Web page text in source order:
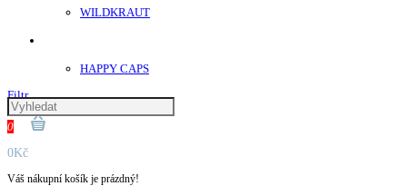
WILDKRAUT
HAPPY CAPS
Filtr
0
0Kč
Váš nákupní košík je prázdný!